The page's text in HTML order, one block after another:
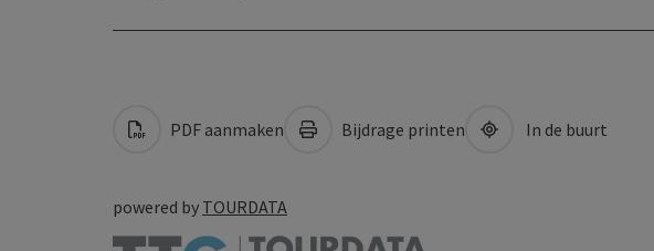
PDF aanmaken Bijdrage printen In de buurt
powered by TOURDATA